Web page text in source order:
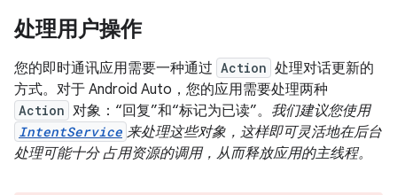
处理用户操作
您的即时通讯应用需要一种通过 Action 处理对话更新的
方式。对于 Android Auto，您的应用需要处理两种
Action 对象：“回复”和“标记为已读”。 我们建议您使用
IntentService 来处理这些对象，这样即可灵活地在后台
处理可能十分 占用资源的调用，从而释放应用的主线程。